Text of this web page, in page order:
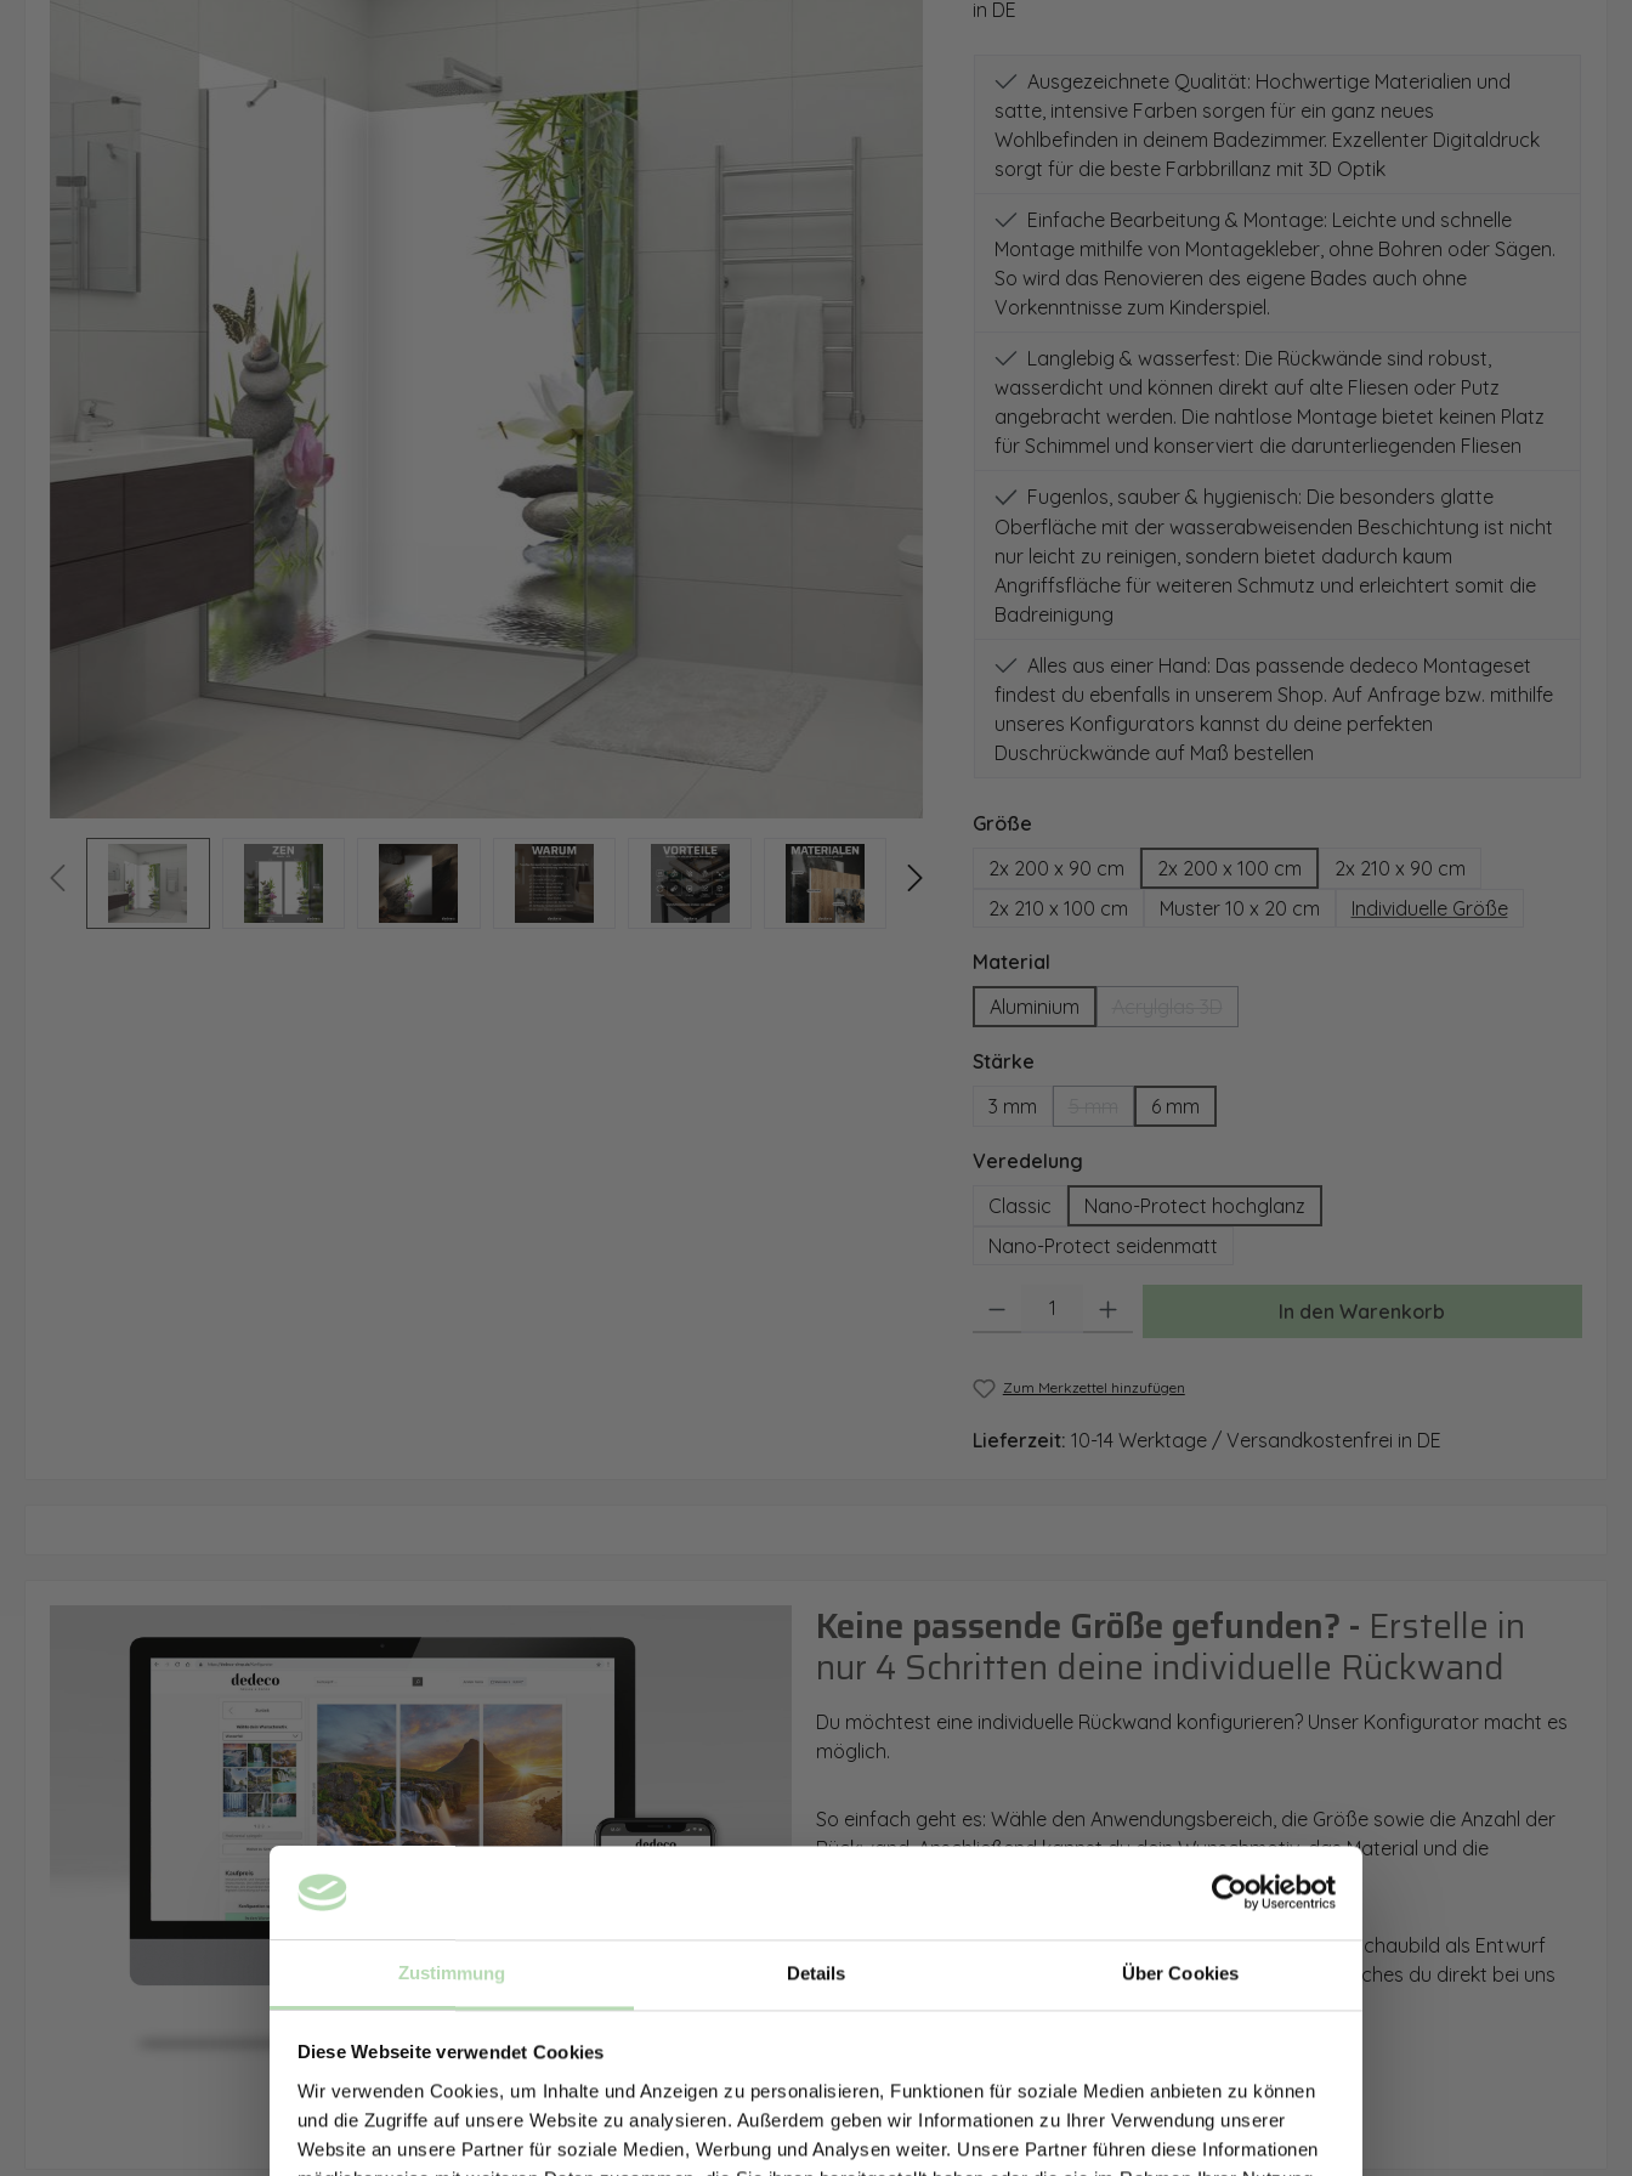
Zustimmung Details Über Cookies
Diese Webseite verwendet Cookies
Wir verwenden Cookies, um Inhalte und Anzeigen zu personalisieren, Funktionen für soziale Medien anbieten zu können
und die Zugriffe auf unsere Website zu analysieren. Außerdem geben wir Informationen zu Ihrer Verwendung unserer
Website an unsere Partner für soziale Medien, Werbung und Analysen weiter. Unsere Partner führen diese Informationen
in DE
Ausgezeichnete Qualität: Hochwertige Materialien und
satte, intensive Farben sorgen für ein ganz neues
Wohlbefinden in deinem Badezimmer. Exzellenter Digitaldruck
sorgt für die beste Farbbrillanz mit 3D Optik
Einfache Bearbeitung & Montage: Leichte und schnelle
Montage mithilfe von Montagekleber, ohne Bohren oder Sägen.
So wird das Renovieren des eigene Bades auch ohne
Vorkenntnisse zum Kinderspiel.
Langlebig & wasserfest: Die Rückwände sind robust,
wasserdicht und können direkt auf alte Fliesen oder Putz
angebracht werden. Die nahtlose Montage bietet keinen Platz
für Schimmel und konserviert die darunterliegenden Fliesen
Fugenlos, sauber & hygienisch: Die besonders glatte
Oberfläche mit der wasserabweisenden Beschichtung ist nicht
nur leicht zu reinigen, sondern bietet dadurch kaum
Angriffsfläche für weiteren Schmutz und erleichtert somit die
Badreinigung
Alles aus einer Hand: Das passende dedeco Montageset
findest du ebenfalls in unserem Shop. Auf Anfrage bzw. mithilfe
unseres Konfigurators kannst du deine perfekten
Duschrückwände auf Maß bestellen
Größeauswählen
2x 200 x 90 cm
2x 200 x 100 cm
2x 210 x 90 cm
2x 210 x 100 cm
Muster 10 x 20 cm Individuelle Größe
Materialauswählen
Aluminium
Stärkeauswählen
3 mm
(Diese Option ist zurzeit nicht verfügbar.)
6 mm
Veredelungauswählen
Classic
Nano-Protect hochglanz
Nano-Protect seidenmatt
Produkt Anzahl: Gib den gewünschten Wert ein oder benutze die Schaltflächen
In den Warenkorb
Zum Merkzettel hinzufügen
Lieferzeit: 10-14 Werktage / Versandkostenfrei in DE
Keine passende Größe gefunden? - Erstelle in
nur 4 Schritten deine individuelle Rückwand
Du möchtest eine individuelle Rückwand konfigurieren? Unser Konfigurator macht es
möglich.
So einfach geht es: Wähle den Anwendungsbereich, die Größe sowie die Anzahl der
Rückwand. Anschließend kannst du dein Wunschmotiv, das Material und die
Mithilfe unseres Konfigurators werden dir die Rückwände im Schaubild als Entwurf
dargestellt. Parallel erhältst du dein individuelles Angebot, welches du direkt bei uns
bestellen kannst.
Zum Konfigurator
Jetzt zum Newsletter anmelden.